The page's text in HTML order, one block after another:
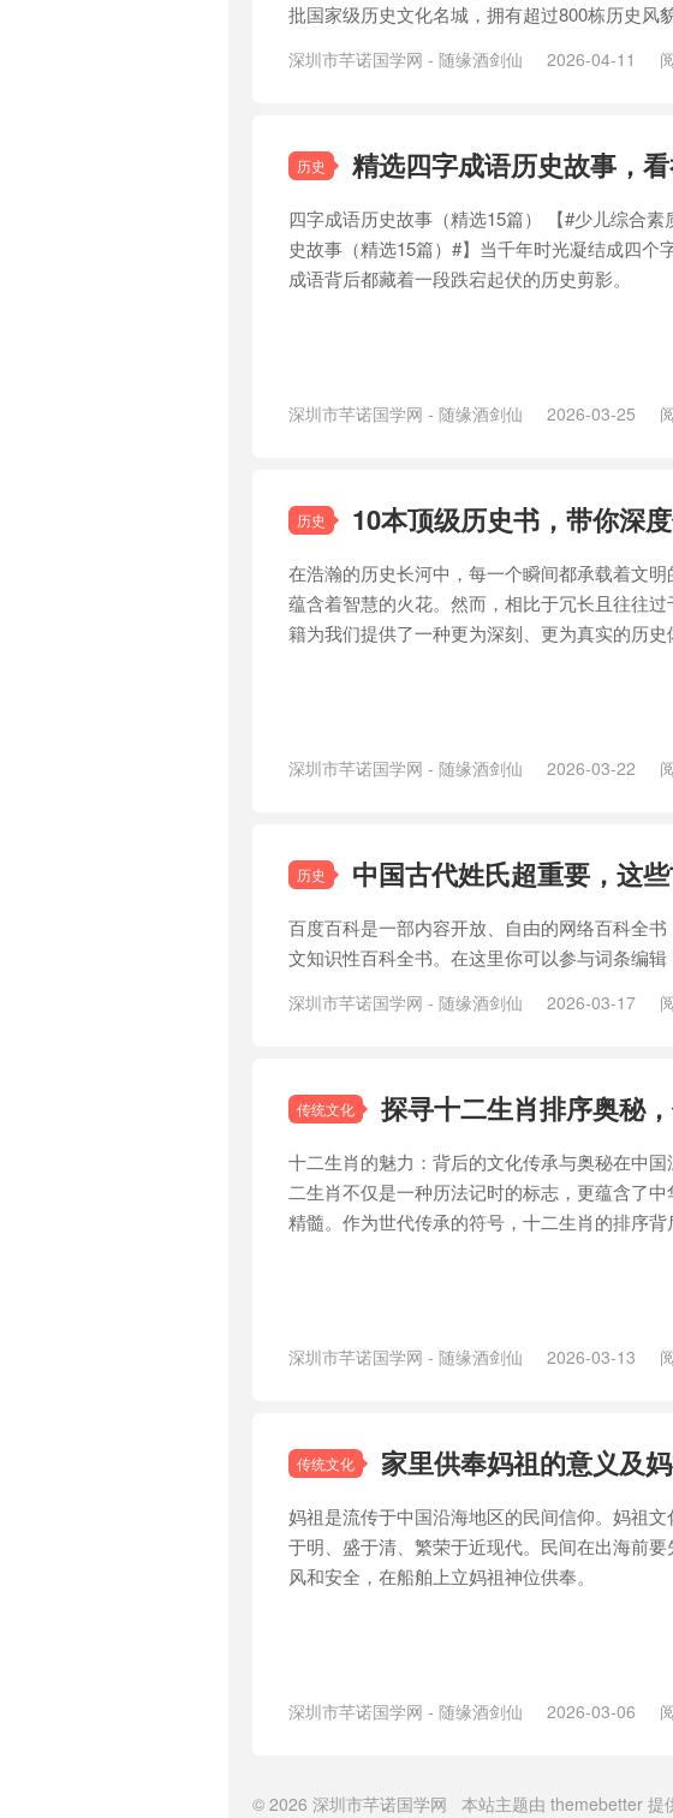
批国家级历史文化名城，拥有超过800栋历史风貌
深圳市芊诺国学网 - 随缘酒剑仙 2026-04-11
历史 精选四字成语历史故事，
四字成语历史故事（精选15篇） 【#少儿综合素
史故事（精选15篇）#】当千年时光凝结成四个
成语背后都藏着一段跌宕起伏的历史剪影。
深圳市芊诺国学网 - 随缘酒剑仙 2026-03-25
历史 10本顶级历史书，带你深
在浩瀚的历史长河中，每一个瞬间都承载着文
蕴含着智慧的火花。然而，相比于冗长且往往
籍为我们提供了一种更为深刻、更为真实的历史
深圳市芊诺国学网 - 随缘酒剑仙 2026-03-22
历史 中国古代姓氏超重要，这
百度百科是一部内容开放、自由的网络百科全
文知识性百科全书。在这里你可以参与词条编辑
深圳市芊诺国学网 - 随缘酒剑仙 2026-03-17
传统文化 探寻十二生肖排序奥秘
十二生肖的魅力：背后的文化传承与奥秘在中
二生肖不仅是一种历法记时的标志，更蕴含了
精髓。作为世代传承的符号，十二生肖的排序背
深圳市芊诺国学网 - 随缘酒剑仙 2026-03-13
传统文化 家里供奉妈祖的意义及
妈祖是流传于中国沿海地区的民间信仰。妈祖
于明、盛于清、繁荣于近现代。民间在出海前
风和安全，在船舶上立妈祖神位供奉。
深圳市芊诺国学网 - 随缘酒剑仙 2026-03-06
© 2026 深圳市芊诺国学网 本站主题由 themebetter 提